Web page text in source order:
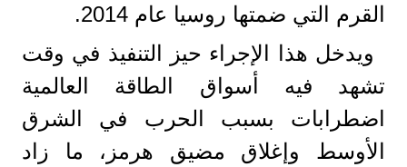
القرم التي ضمتها روسيا عام 2014.
ويدخل هذا الإجراء حيز التنفيذ في وقت
تشهد فيه أسواق الطاقة العالمية
اضطرابات بسبب الحرب في الشرق
الأوسط وإغلاق مضيق هرمز، ما زاد